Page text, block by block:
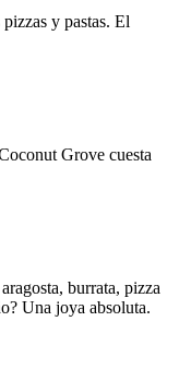
y pastas. El
Grove cuesta
burrata, pizza
Una joya absoluta.